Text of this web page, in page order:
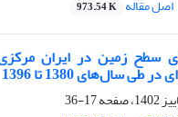
اصل مقاله 973.54 K
سطح زمین در ایران
سال‌های 1380 تا 1396
17-36